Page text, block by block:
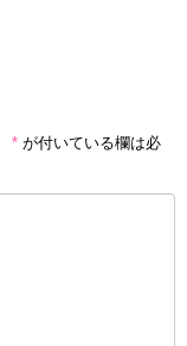
* が付いている欄は必